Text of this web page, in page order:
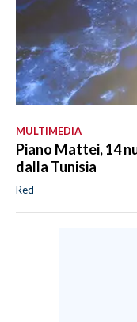
MULTIMEDIA
Piano Mattei, 14
dalla Tunisia
Red